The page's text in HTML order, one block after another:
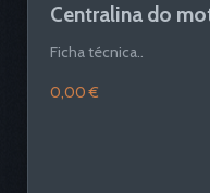
Centralina do
Ficha técnica..
0,00 €